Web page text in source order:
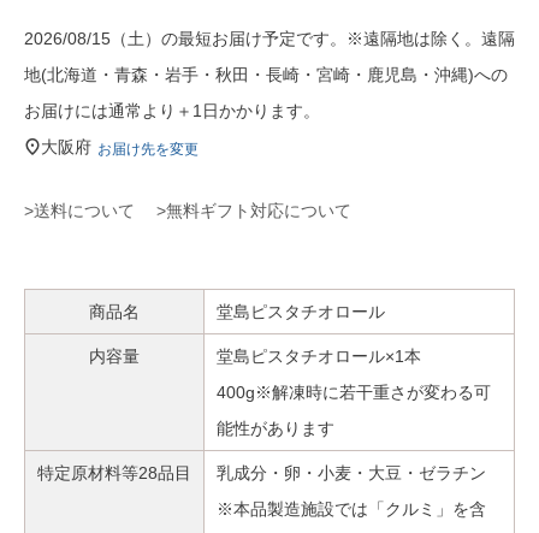
2026/08/15（土）の最短お届け予定です。※遠隔地は除く。遠隔
地(北海道・青森・岩手・秋田・長崎・宮崎・鹿児島・沖縄)への
お届けには通常より＋1日かかります。
大阪府 お届け先を変更
>送料について >無料ギフト対応について
商品名 堂島ピスタチオロール
内容量
堂島ピスタチオロール×1本
400g※解凍時に若干重さが変わる可
能性があります
特定原材料等28品目
乳成分・卵・小麦・大豆・ゼラチン
※本品製造施設では「クルミ」を含